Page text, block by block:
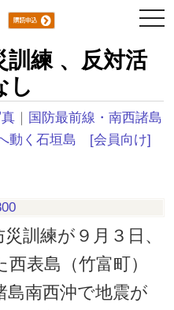
訓練 、反対活
し
｜ 国防最前線・南西諸島
動く石垣島
[会員向け]
訓練が９月３日、
表島（竹富町）
島南西沖で地震が